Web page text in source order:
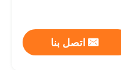
اتصل بنا